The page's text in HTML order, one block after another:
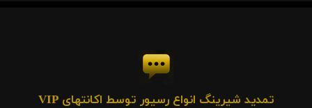
تمدید شیرینگ انواع رسیور توسط اکانتهای VIP